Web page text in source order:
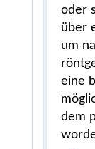
oder
über
um
eine
dem